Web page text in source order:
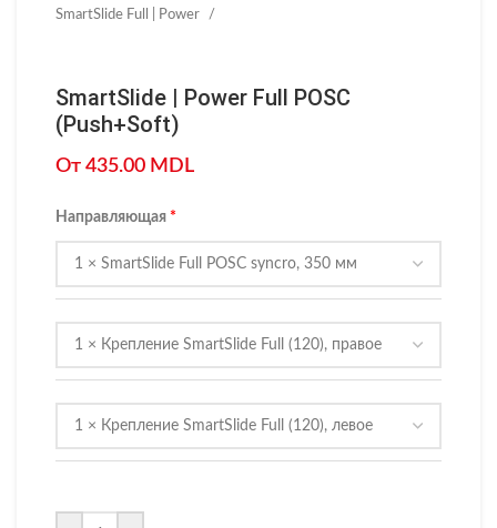
SmartSlide Full | Power
SmartSlide | Power Full POSC
(Push+Soft)
От 435.00 MDL
Направляющая